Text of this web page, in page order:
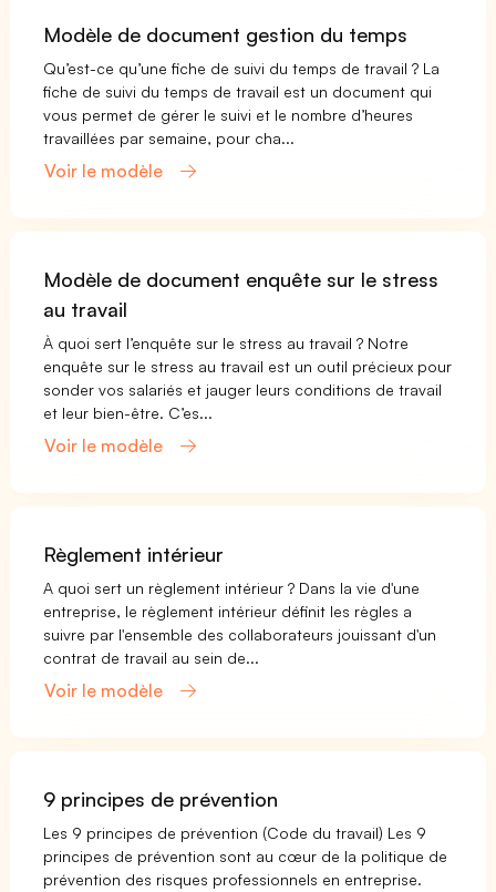
Modèle de document gestion du temps
Qu’est-ce qu’une fiche de suivi du temps de travail ? La
fiche de suivi du temps de travail est un document qui
vous permet de gérer le suivi et le nombre d’heures
travaillées par semaine, pour cha...
Voir le modèle
Modèle de document enquête sur le stress
au travail
À quoi sert l’enquête sur le stress au travail ? Notre
enquête sur le stress au travail est un outil précieux pour
sonder vos salariés et jauger leurs conditions de travail
et leur bien-être. C’es...
Voir le modèle
Règlement intérieur
A quoi sert un règlement intérieur ? Dans la vie d'une
entreprise, le règlement intérieur définit les règles a
suivre par l'ensemble des collaborateurs jouissant d'un
contrat de travail au sein de...
Voir le modèle
9 principes de prévention
Les 9 principes de prévention (Code du travail) Les 9
principes de prévention sont au cœur de la politique de
prévention des risques professionnels en entreprise.